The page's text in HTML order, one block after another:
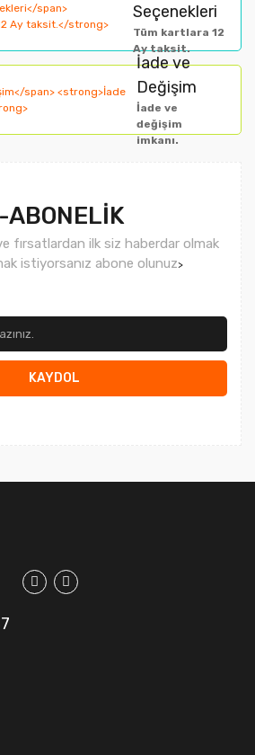
farklı alternatifler olmalı.
Seçenekleri
Tüm kartlara 12
Ay taksit.
İade ve
Değişim
İade ve
değişim
imkanı.
ABONELİK
fırsatlardan ilk siz haberdar olmak
istiyorsanız abone olunuz>
KAYDOL